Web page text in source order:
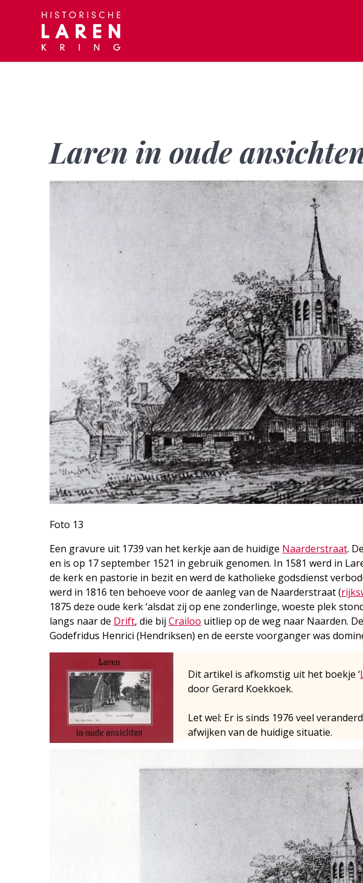
Laren in oude
Foto 13
Een gravure uit 1739 van het kerkje aan de huidige Naarderstraat.
en is op 17 september 1521 in gebruik genomen. In 1581 werd in
de kerk en pastorie in bezit en werd de katholieke godsdienst
werd in 1816 ten behoeve voor de aanleg van de Naarderstraat (
1875 deze oude kerk ‘alsdat zij op ene zonderlinge, woeste plek
langs naar de Drift, die bijCrailoo uitliep op de weg naar Naarden.
Godefridus Henrici (Hendriksen) en de eerste voorganger was
Dit artikel is afkomstig uit het boekje ‘
door Gerard Koekkoek.
Let wel: Er is sinds 1976 veel
afwijken van de huidige situatie.